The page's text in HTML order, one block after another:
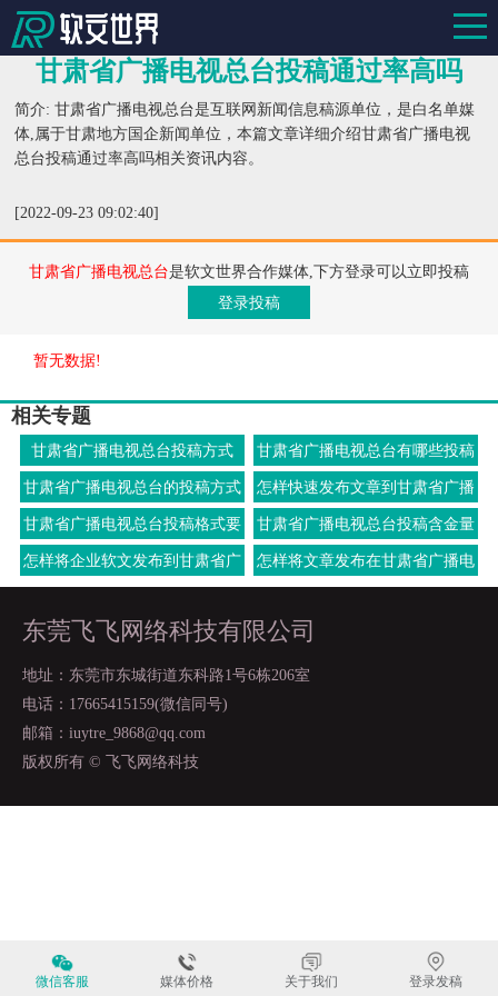
甘肃省广播电视总台投稿通过率高吗
简介: 甘肃省广播电视总台是互联网新闻信息稿源单位，是白名单媒
体,属于甘肃地方国企新闻单位，本篇文章详细介绍甘肃省广播电视
总台投稿通过率高吗相关资讯内容。
[2022-09-23 09:02:40]
甘肃省广播电视总台是软文世界合作媒体,下方登录可以立即投稿
登录投稿
暂无数据!
相关专题
甘肃省广播电视总台投稿方式
甘肃省广播电视总台有哪些投稿
渠道
甘肃省广播电视总台的投稿方式
有哪些
怎样快速发布文章到甘肃省广播
电视总台上面
甘肃省广播电视总台投稿格式要
求
甘肃省广播电视总台投稿含金量
怎样将企业软文发布到甘肃省广
播电视总台上
怎样将文章发布在甘肃省广播电
视总台上面去
东莞飞飞网络科技有限公司
地址：东莞市东城街道东科路1号6栋206室
电话：17665415159(微信同号)
邮箱：iuytre_9868@qq.com
版权所有 © 飞飞网络科技
微信客服 媒体价格 关于我们 登录发稿